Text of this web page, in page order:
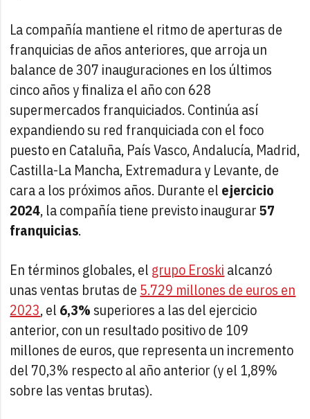
La compañía mantiene el ritmo de aperturas de
franquicias de años anteriores, que arroja un
balance de 307 inauguraciones en los últimos
cinco años y finaliza el año con 628
supermercados franquiciados. Continúa así
expandiendo su red franquiciada con el foco
puesto en Cataluña, País Vasco, Andalucía, Madrid,
Castilla-La Mancha, Extremadura y Levante, de
cara a los próximos años. Durante el ejercicio
2024, la compañía tiene previsto inaugurar57
franquicias.
En términos globales, el grupo Eroski alcanzó
unas ventas brutas de 5.729 millones de euros en
2023, el 6,3% superiores a las del ejercicio
anterior, con un resultado positivo de 109
millones de euros, que representa un incremento
del 70,3% respecto al año anterior (y el 1,89%
sobre las ventas brutas).